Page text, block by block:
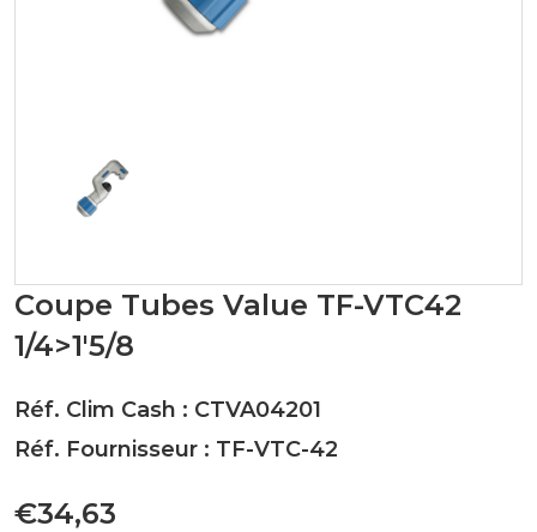
Coupe Tubes Value TF-VTC42
1/4>1'5/8
Réf. Clim Cash : CTVA04201
Réf. Fournisseur : TF-VTC-42
€34,63